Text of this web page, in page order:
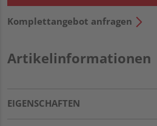
Komplettangebot anfragen
Artikelinformationen
EIGENSCHAFTEN